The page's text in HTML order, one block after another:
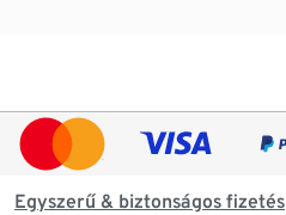
Egyszerű & biztonságos fizetés